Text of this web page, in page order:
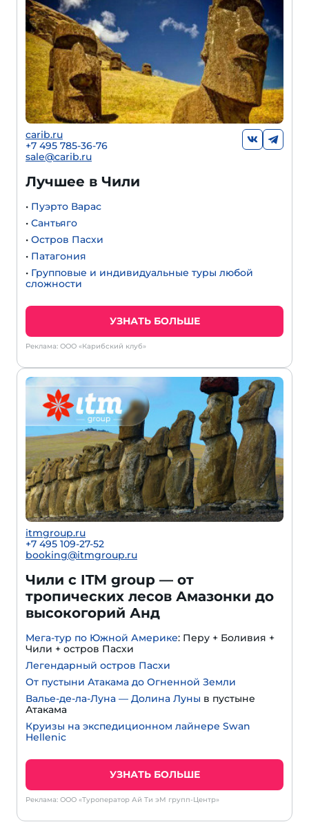
carib.ru
+7 495 785-36-76
sale@carib.ru
Лучшее в Чили
• Пуэрто Варас
• Сантьяго
• Остров Пасхи
• Патагония
• Групповые и индивидуальные туры любой
сложности
УЗНАТЬ БОЛЬШЕ
Реклама: ООО «Карибский клуб»
itmgroup.ru
+7 495 109-27-52
booking@itmgroup.ru
Чили с ITM group — от
тропических лесов Амазонки до
высокогорий Анд
Мега-тур по Южной Америке: Перу + Боливия +
Чили + остров Пасхи
Легендарный остров Пасхи
От пустыни Атакама до Огненной Земли
Валье-де-ла-Луна — Долина Луны в пустыне
Атакама
Круизы на экспедиционном лайнере Swan
Hellenic
УЗНАТЬ БОЛЬШЕ
Реклама: ООО «Туроператор Ай Ти эМ групп-Центр»